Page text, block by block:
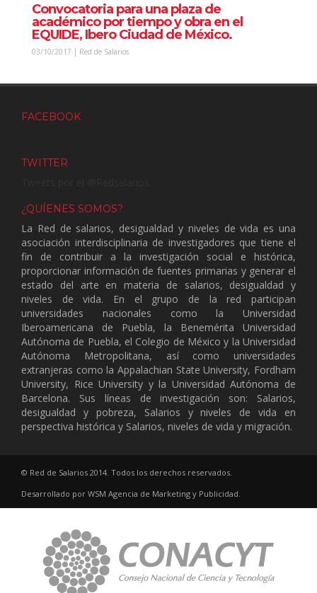
Convocatoria para una plaza de
académico por tiempo y obra en el
EQUIDE, Ibero Ciudad de México.
03/10/2017 | Red de Salarios
FACEBOOK
TWITTER
¿QUÍENES SOMOS?
La Red de salarios, desigualdad y niveles de vida es una
asociación interdisciplinaria de investigadores que tiene el
fin de contribuir a la investigación social e histórica,
proporcionar información de fuentes primarias y generar el
estado del arte en materia de salarios, desigualdad y
niveles de vida. En el grupo de la red participan
universidades nacionales como la Universidad
Iberoamericana de Puebla, la Benemérita Universidad
Autónoma de Puebla, el Colegio de México y la Universidad
Autónoma Metropolitana, así como universidades
extranjeras como la Appalachian State University, Fordham
University, Rice University y la Universidad Autónoma de
Barcelona. Sus líneas de investigación son: Salarios,
desigualdad y pobreza, Salarios y niveles de vida en
perspectiva histórica y Salarios, niveles de vida y migración.
© Red de Salarios 2014. Todos los derechos reservados.
Desarrollado por WSM Agencia de Marketing y Publicidad